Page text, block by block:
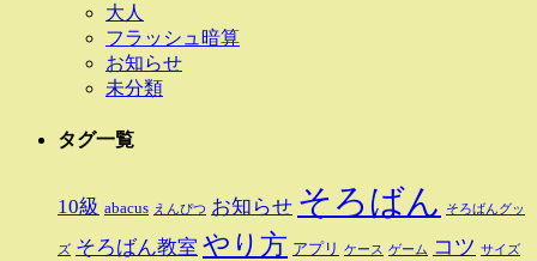
大人
フラッシュ暗算
お知らせ
未分類
タグ一覧
10級 abacus えんぴつ お知らせ そろばん そろばんグッ
ズ そろばん教室 やり方 アプリ ケース ゲーム コツ サイズ